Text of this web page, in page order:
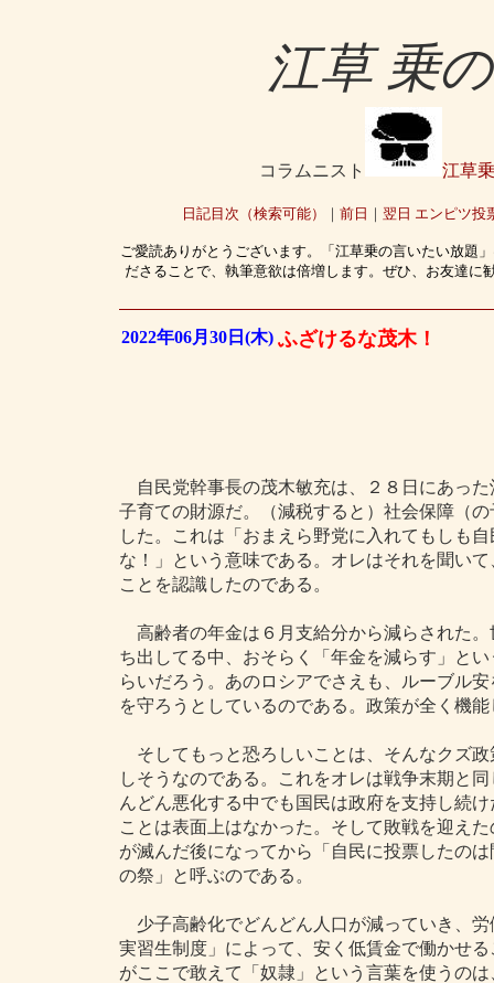
江草 乗
コラムニスト 江草乗
日記目次（検索可能） ｜ 前日 ｜ 翌日 エンピツ投
ご愛読ありがとうございます。「江草乗の言いたい放題
ださることで、執筆意欲は倍増します。ぜひ、お友達
2022年06月30日(木) ふざけるな茂木！
自民党幹事長の茂木敏充は、２８日にあっ
子育ての財源だ。（減税すると）社会保障（
した。これは「おまえら野党に入れてもしも
な！」という意味である。オレはそれを聞い
ことを認識したのである。
高齢者の年金は６月支給分から減らされた
ち出してる中、おそらく「年金を減らす」と
らいだろう。あのロシアでさえも、ルーブル
を守ろうとしているのである。政策が全く機
そしてもっと恐ろしいことは、そんなクズ
しそうなのである。これをオレは戦争末期と
んどん悪化する中でも国民は政府を支持し続
ことは表面上はなかった。そして敗戦を迎え
が滅んだ後になってから「自民に投票したの
の祭」と呼ぶのである。
少子高齢化でどんどん人口が減っていき、
実習生制度」によって、安く低賃金で働かせ
がここで敢えて「奴隷」という言葉を使うの